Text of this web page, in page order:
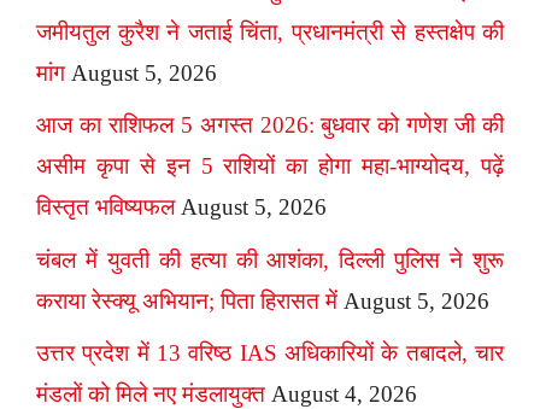
जमीयतुल कुरैश ने जताई चिंता, प्रधानमंत्री से हस्तक्षेप की
मांग August 5, 2026
आज का राशिफल 5 अगस्त 2026: बुधवार को गणेश जी की
असीम कृपा से इन 5 राशियों का होगा महा-भाग्योदय, पढ़ें
विस्तृत भविष्यफल August 5, 2026
चंबल में युवती की हत्या की आशंका, दिल्ली पुलिस ने शुरू
कराया रेस्क्यू अभियान; पिता हिरासत में August 5, 2026
उत्तर प्रदेश में 13 वरिष्ठ IAS अधिकारियों के तबादले, चार
मंडलों को मिले नए मंडलायुक्त August 4, 2026